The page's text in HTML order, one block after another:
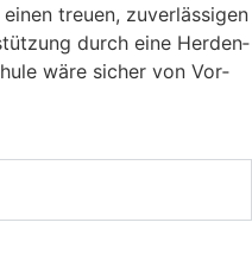
treu­en, zuver­läs­si­gen
durch eine Her­den­
wäre sicher von Vor­